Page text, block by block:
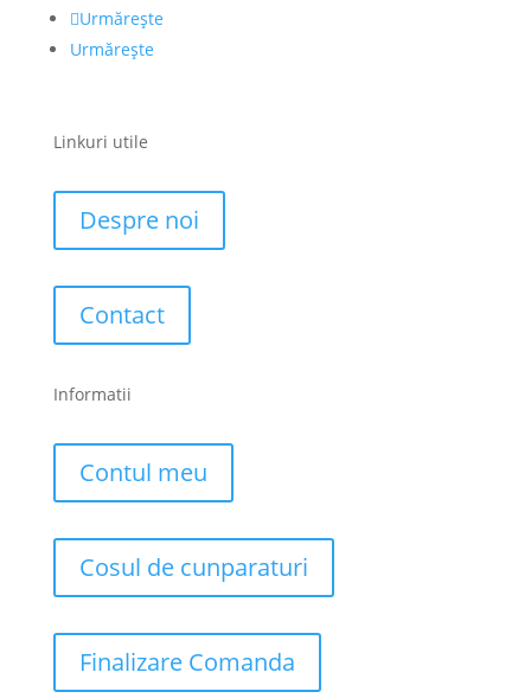
Urmărește
Urmărește
Linkuri utile
Despre noi
Contact
Informatii
Contul meu
Cosul de cunparaturi
Finalizare Comanda